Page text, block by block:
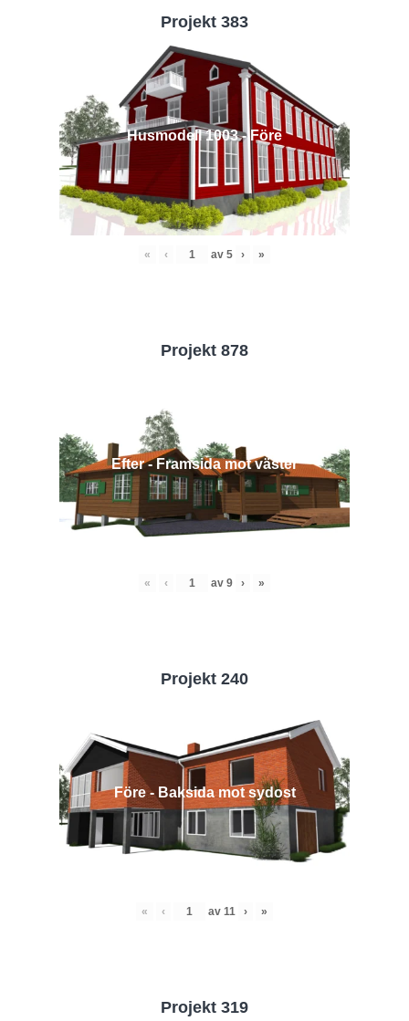
Projekt 383
Husmodell 1003 - Före
« ‹ av 5 › »
Projekt 878
Efter - Framsida mot väster
« ‹ av 9 › »
Projekt 240
Före - Baksida mot sydost
« ‹ av 11 › »
Projekt 319